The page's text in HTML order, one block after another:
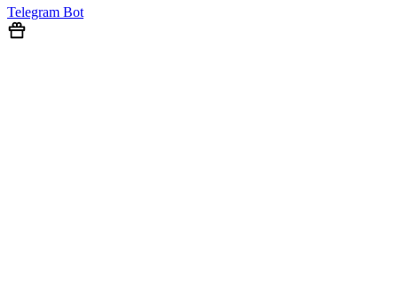
Telegram Bot